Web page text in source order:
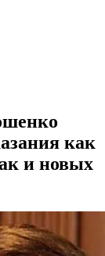
как
и новых